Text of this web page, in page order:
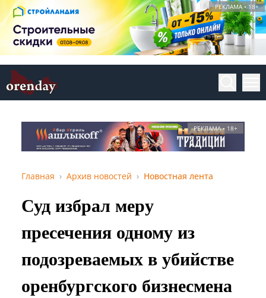
РЕКЛАМА • 18+
РЕКЛАМА • 18+
Главная Архив новостей Новостная лента
Суд избрал меру
пресечения одному из
подозреваемых в убийстве
оренбургского бизнесмена